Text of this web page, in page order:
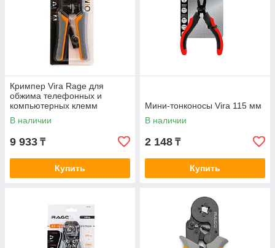
Кримпер Vira Rage для
обжима телефонных и
компьютерных клемм
В наличии
9 933 ₸
Купить
Мини-тонконосы Vira 115 мм
В наличии
2 148 ₸
Купить